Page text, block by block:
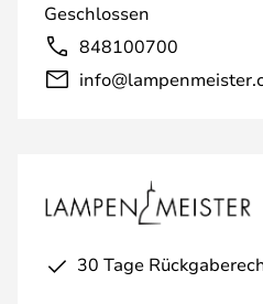
Geschlossen
848100700
30 Tage